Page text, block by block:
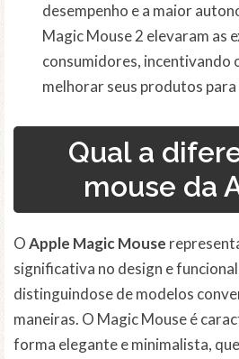
desempenho e a maior
Magic Mouse 2 elevaram as
consumidores, incentivando
melhorar seus produtos
Qual a
mouse da
OApple Magic Mouse
significativa no design e
distinguindose de modelos
maneiras. O Magic Mouse é
forma elegante e minimalista,